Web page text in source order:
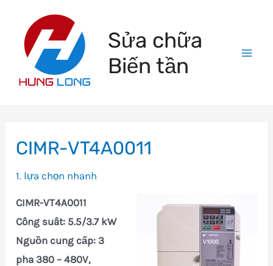
content
Sửa chữa
Biến tần
CIMR-VT4A0011
1. lựa chọn nhanh
CIMR-VT4A0011
Công suât: 5.5/3.7 kW
Nguồn cung cấp: 3
pha 380 – 480V,